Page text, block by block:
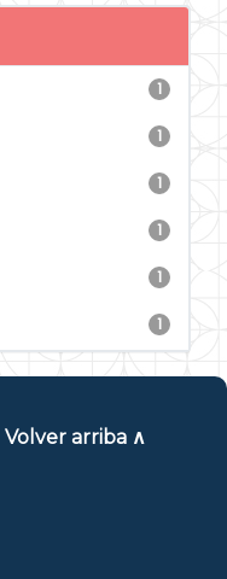
1
1
1
1
1
1
Volver arriba ∧